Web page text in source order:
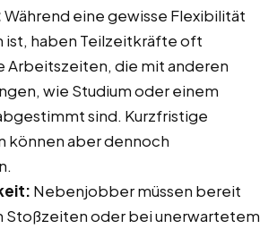
Während eine gewisse Flexibilität
ist, haben Teilzeitkräfte oft
Arbeitszeiten, die mit anderen
wie Studium oder einem
sind. Kurzfristige
können aber dennoch
Nebenjobber müssen bereit
Stoßzeiten oder bei unerwartetem